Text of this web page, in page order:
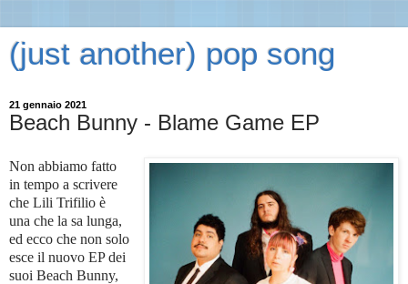
(just another) pop song
21 gennaio 2021
Beach Bunny - Blame Game EP
Non abbiamo fatto
in tempo a scrivere
che Lili Trifilio è
una che la sa lunga,
ed ecco che non solo
esce il nuovo EP dei
suoi Beach Bunny,